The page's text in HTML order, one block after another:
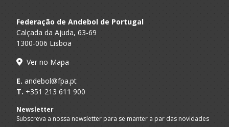
A.A. Braga
CLUBE
DESPORTIVO
XICO ANDEBOL
CLUBE
Federação de Andebol de Portugal
Calçada da Ajuda, 63-69
1300-006 Lisboa
Ver no Mapa
E. andebol@fpa.pt
T. +351 213 611 900
Newsletter
Subscreva a nossa newsletter para se manter a par das novidades